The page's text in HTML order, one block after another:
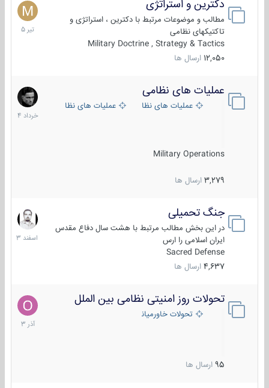
دکترین و استراتژی
مطالب و موضوعات مرتبط با دکترین ، استراتژی و
تاکتیکهای نظامی
Military Doctrine , Strategy & Tactics
12,050 ارسال ها
27
تیر
1405
عملیات های نظامی
عملیات های نظامی ایرانعملیات های نظامی خارجی
Military Operations
3,279 ارسال ها
5
خرداد
1404
جنگ تحمیلی
در این بخش مطالب مرتبط با هشت سال دفاع مقدس
ایران اسلامی را ارس
Sacred Defense
4,637 ارسال ها
20
اسفند
1403
تحولات روز امنیتی نظامی بین الملل
تحولات خاورمیانه
95 ارسال ها
21
آذر
1403